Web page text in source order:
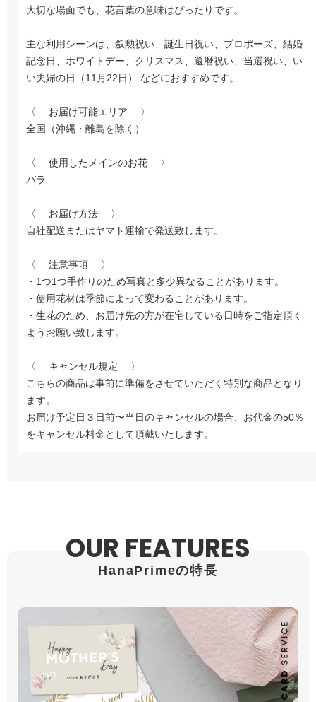
大切な場面でも、花言葉の意味はぴったりです。
主な利用シーンは、叙勲祝い、誕生日祝い、プロポーズ、結婚
記念日、ホワイトデー、クリスマス、還暦祝い、当選祝い、い
い夫婦の日（11月22日） などにおすすめです。
〈 お届け可能エリア 〉
全国（沖縄・離島を除く）
〈 使用したメインのお花 〉
バラ
〈 お届け方法 〉
自社配送またはヤマト運輸で発送致します。
〈 注意事項 〉
・1つ1つ手作りのため写真と多少異なることがあります。
・使用花材は季節によって変わることがあります。
・生花のため、お届け先の方が在宅している日時をご指定頂く
ようお願い致します。
〈 キャンセル規定 〉
こちらの商品は事前に準備をさせていただく特別な商品となり
ます。
お届け予定日３日前〜当日のキャンセルの場合、お代金の50％
をキャンセル料金として頂戴いたします。
OUR FEATURES
HanaPrimeの特長